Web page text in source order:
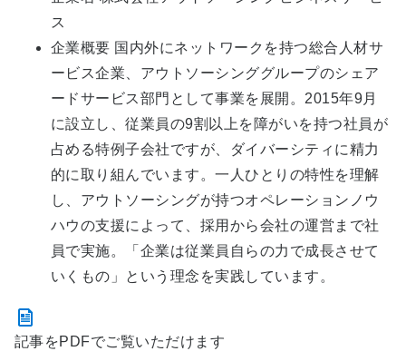
ス
企業概要 国内外にネットワークを持つ総合人材サ
ービス企業、アウトソーシンググループのシェア
ードサービス部門として事業を展開。2015年9月
に設立し、従業員の9割以上を障がいを持つ社員が
占める特例子会社ですが、ダイバーシティに精力
的に取り組んでいます。一人ひとりの特性を理解
し、アウトソーシングが持つオペレーションノウ
ハウの支援によって、採用から会社の運営まで社
員で実施。「企業は従業員自らの力で成長させて
いくもの」という理念を実践しています。
記事をPDFでご覧いただけます